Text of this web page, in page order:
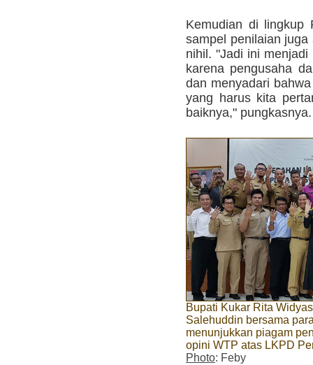
Kemudian di lingkup
sampel penilaian
nihil. "Jadi ini
karena pengusaha
dan menyadari
yang harus kita
baiknya,"
Bupati Kukar Rita
Salehuddin bersama
menunjukkan piagam
opini WTP atas LKPD
Photo: Feby